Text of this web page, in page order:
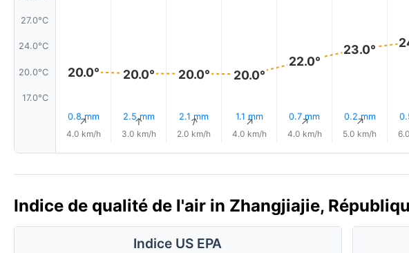
27.0°C
24.0°C
20.0°C
17.0°C
20.0°
0.8 mm
↑
4.0 km/h
20.0°
2.5 mm
↑
3.0 km/h
20.0°
2.1 mm
↑
2.0 km/h
20.0°
1.1 mm
↑
4.0 km/h
22.0°
0.7 mm
↑
4.0 km/h
23.0°
0.2 mm
↑
5.0 km/h
Indice de qualité de l'air in Zhangjiajie,
Indice US EPA